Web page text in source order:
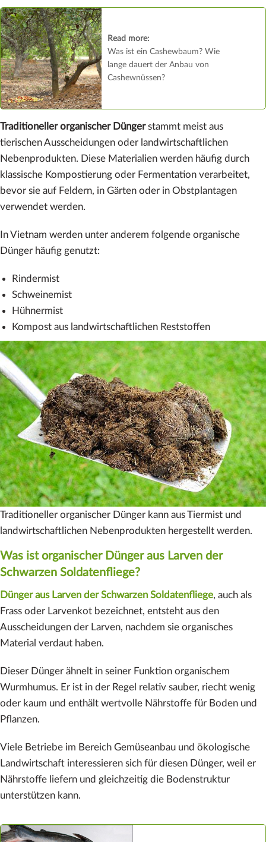
Read more:
Was ist ein Cashewbaum? Wie
lange dauert der Anbau von
Cashewnüssen?
Traditioneller organischer Düngerstammt meist aus
tierischen Ausscheidungen oder landwirtschaftlichen
Nebenprodukten. Diese Materialien werden häufig durch
klassische Kompostierung oder Fermentation verarbeitet,
bevor sie auf Feldern, in Gärten oder in Obstplantagen
verwendet werden.
In Vietnam werden unter anderem folgende organische
Dünger häufig genutzt:
Rindermist
Schweinemist
Hühnermist
Kompost aus landwirtschaftlichen Reststoffen
Traditioneller organischer Dünger kann aus Tiermist und
landwirtschaftlichen Nebenprodukten hergestellt werden.
Was ist organischer Dünger aus Larven der
Schwarzen Soldatenfliege?
Dünger aus Larven der Schwarzen Soldatenfliege, auch als
Frass oder Larvenkot bezeichnet, entsteht aus den
Ausscheidungen der Larven, nachdem sie organisches
Material verdaut haben.
Dieser Dünger ähnelt in seiner Funktion organischem
Wurmhumus. Er ist in der Regel relativ sauber, riecht wenig
oder kaum und enthält wertvolle Nährstoffe für Boden und
Pflanzen.
Viele Betriebe im Bereich Gemüseanbau und ökologische
Landwirtschaft interessieren sich für diesen Dünger, weil er
Nährstoffe liefern und gleichzeitig die Bodenstruktur
unterstützen kann.